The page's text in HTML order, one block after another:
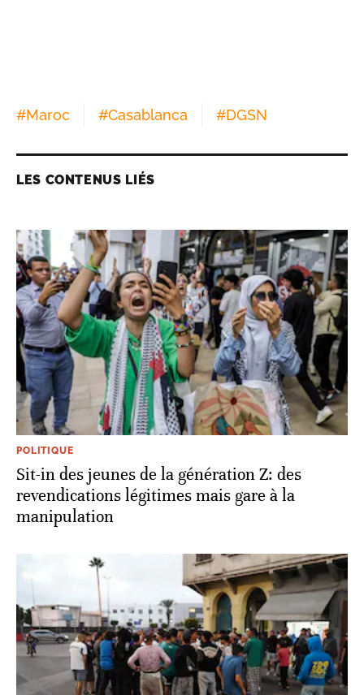
#Maroc #Casablanca #DGSN
LES CONTENUS LIÉS
POLITIQUE
Sit-in des jeunes de la génération Z: des
revendications légitimes mais gare à la
manipulation